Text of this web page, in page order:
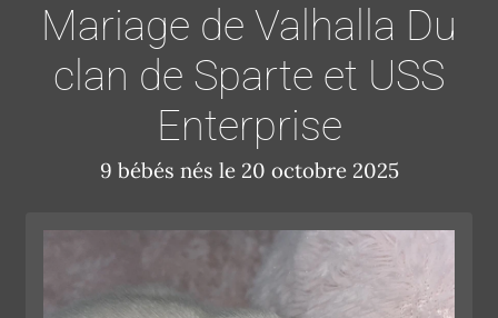
Mariage de Valhalla Du
clan de Sparte et USS
Enterprise
9 bébés nés le 20 octobre 2025